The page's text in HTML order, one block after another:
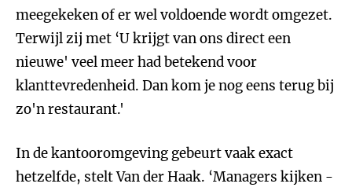
meegekeken of er wel voldoende wordt omgezet.
Terwijl zij met ‘U krijgt van ons direct een
nieuwe' veel meer had betekend voor
klanttevredenheid. Dan kom je nog eens terug bij
zo'n restaurant.'
In de kantooromgeving gebeurt vaak exact
hetzelfde, stelt Van der Haak. ‘Managers kijken -